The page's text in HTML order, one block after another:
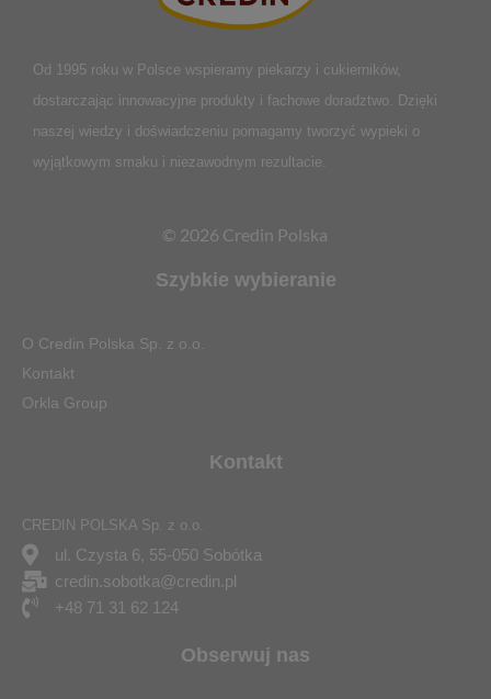
Od 1995 roku w Polsce wspieramy piekarzy i cukierników,
dostarczając innowacyjne produkty i fachowe doradztwo. Dzięki
naszej wiedzy i doświadczeniu pomagamy tworzyć wypieki o
wyjątkowym smaku i niezawodnym rezultacie.
© 2026 Credin Polska
Szybkie wybieranie
O Credin Polska Sp. z o.o.
Kontakt
Orkla Group
Kontakt
CREDIN POLSKA Sp. z o.o.
ul. Czysta 6, 55-050 Sobótka
credin.sobotka@credin.pl
+48 71 31 62 124
Obserwuj nas